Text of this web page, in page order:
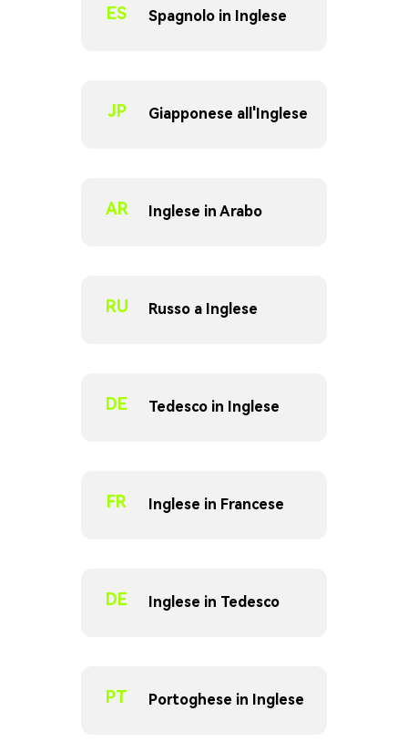
ES Spagnolo in Inglese
JP Giapponese all'Inglese
AR Inglese in Arabo
RU Russo a Inglese
DE Tedesco in Inglese
FR Inglese in Francese
DE Inglese in Tedesco
PT Portoghese in Inglese